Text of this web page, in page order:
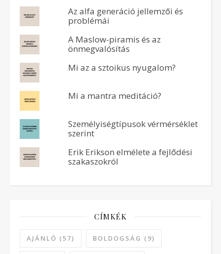
Az alfa generáció jellemzői és
problémái
A Maslow-piramis és az
önmegvalósítás
Mi az a sztoikus nyugalom?
Mi a mantra meditáció?
Személyiségtípusok vérmérséklet
szerint
Erik Erikson elmélete a fejlődési
szakaszokról
CÍMKÉK
AJÁNLÓ (57) BOLDOGSÁG (9)